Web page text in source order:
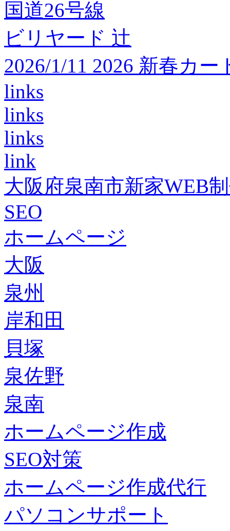
国道26号線
ビリヤード 辻
2026/1/11 2026 新春カ
links
links
links
link
大阪府泉南市新家WEB
SEO
ホームページ
大阪
泉州
岸和田
貝塚
泉佐野
泉南
ホームページ作成
SEO対策
ホームページ作成代行
パソコンサポート